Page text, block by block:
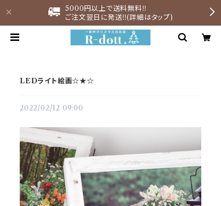
5000円以上で送料無料‼︎
ご注文翌日に発送‼︎(詳細はタップ)
LEDライト絵画☆★☆
2022/02/12 09:00